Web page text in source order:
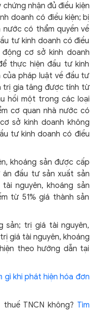
nhận đủ điều kiện
doanh có điều kiện; bị
nước có thẩm quyền về
tư kinh doanh có điều
cơ sở kinh doanh
thực hiện đầu tư kinh
của pháp luật về đầu tư
trị gia tăng được tính từ
hồi một trong các loại
cơ quan nhà nước có
sở kinh doanh không
tư kinh doanh có điều
khoáng sản được cấp
án đầu tư sản xuất sản
nguyên, khoáng sản
từ 51% giá thành sản
sản; trị giá tài nguyên,
giá tài nguyên, khoáng
theo hướng dẫn tại
gì khi phát hiện hóa đơn
TNCN không? Tìm